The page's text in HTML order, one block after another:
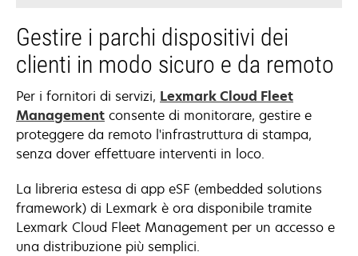
Gestire i parchi dispositivi dei
clienti in modo sicuro e da remoto
Per i fornitori di servizi, Lexmark Cloud Fleet
Management consente di monitorare, gestire e
proteggere da remoto l'infrastruttura di stampa,
senza dover effettuare interventi in loco.
La libreria estesa di app eSF (embedded solutions
framework) di Lexmark è ora disponibile tramite
Lexmark Cloud Fleet Management per un accesso e
una distribuzione più semplici.